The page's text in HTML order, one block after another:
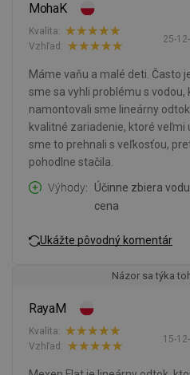
MohaK
25-
Kvalita:
Vzhľad:
Máme vaňu a malé deti. Často
sme sa vyhli problému s
namontovali sme lineárny
kvalitné zariadenie, ktoré veľmi
sme to prehnali s veľkosťou,
pohodlne stačila.
Výhody
Účinne zbiera
cena
Ukážte pôvodný komentár
Názor sa týka
RayaM
15-
Kvalita:
Vzhľad: